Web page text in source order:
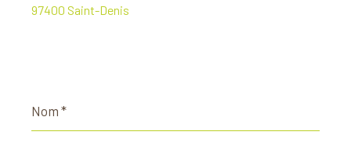
97400 Saint-Denis
*